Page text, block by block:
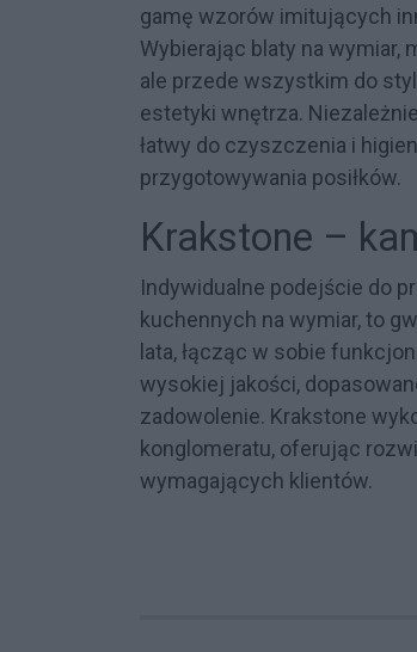
gamę wzorów imitujących
Wybierając blaty na wymiar,
ale przede wszystkim do
estetyki wnętrza.
łatwy do czyszczenia i
przygotowywania posiłków.
Krakstone –
Indywidualne podejście do
kuchennych na wymiar, to
lata, łącząc w sobie
wysokiej jakości,
zadowolenie. Krakstone
konglomeratu, oferując
wymagających klientów.